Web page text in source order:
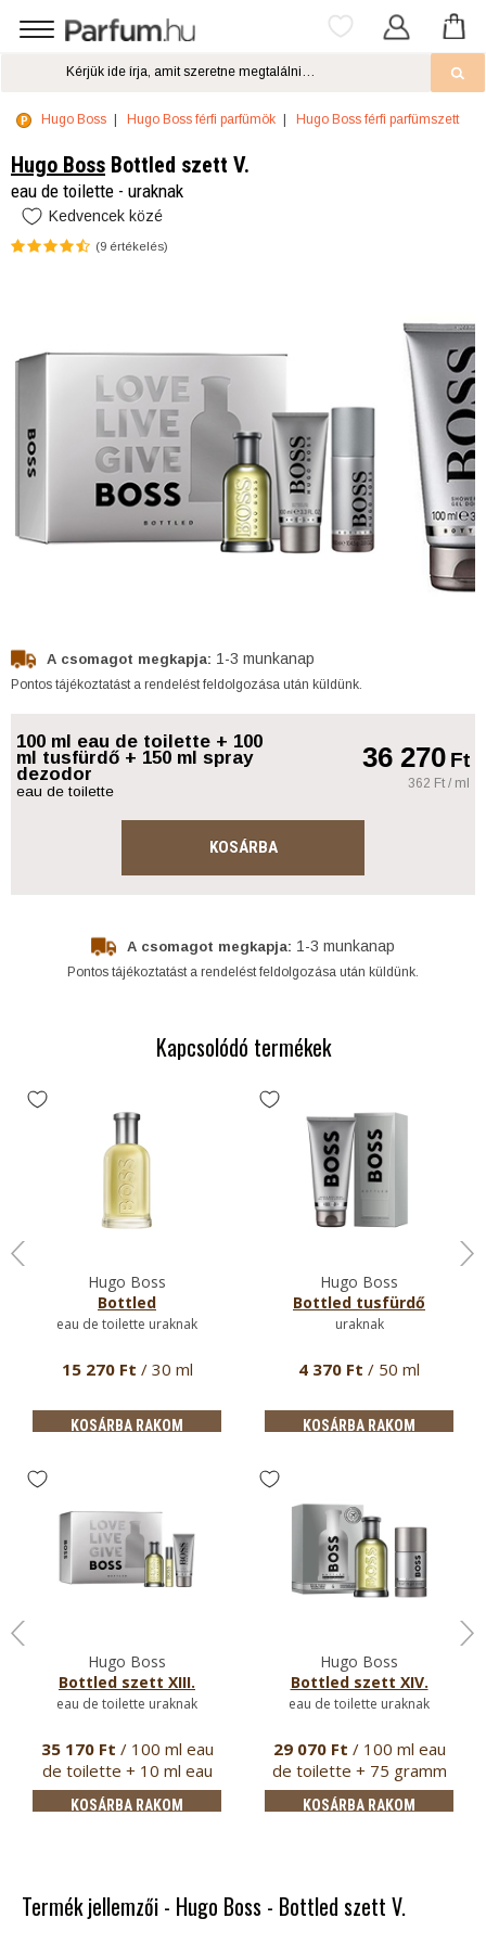
Hugo Boss Hugo Boss férfi parfümök Hugo Boss férfi parfümszett
Hugo Boss Bottled szett V.
eau de toilette - uraknak
Kedvencek közé
(9 értékelés)
A csomagot megkapja: 1-3 munkanap
Pontos tájékoztatást a rendelést feldolgozása után küldünk.
100 ml eau de toilette + 100
ml tusfürdő + 150 ml spray
dezodor
eau de toilette
36 270Ft
362 Ft / ml
KOSÁRBA
A csomagot megkapja: 1-3 munkanap
Pontos tájékoztatást a rendelést feldolgozása után küldünk.
Kapcsolódó termékek
Hugo Boss
Bottled
eau de toilette uraknak
15 270 Ft / 30 ml
KOSÁRBA RAKOM
Hugo Boss
Bottled tusfürdő
uraknak
4 370 Ft / 50 ml
KOSÁRBA RAKOM
Hugo Boss
Bottled szett XIII.
eau de toilette uraknak
35 170 Ft / 100 ml eau
de toilette + 10 ml eau
de …
KOSÁRBA RAKOM
Hugo Boss
Bottled szett XIV.
eau de toilette uraknak
29 070 Ft / 100 ml eau
de toilette + 75 gramm
stif…
KOSÁRBA RAKOM
Termék jellemzői - Hugo Boss - Bottled szett V.